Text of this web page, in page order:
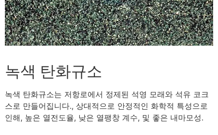
녹색 탄화규소
녹색 탄화규소는 저항로에서 정제된 석영 모래와 석유 코크
스로 만들어집니다., 상대적으로 안정적인 화학적 특성으로
인해, 높은 열전도율, 낮은 열팽창 계수, 및 좋은 내마모성.